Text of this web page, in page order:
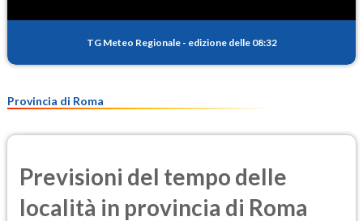
TG Meteo Regionale - edizione delle 08:32
Provincia di Roma
Previsioni del tempo delle
località in provincia di Roma